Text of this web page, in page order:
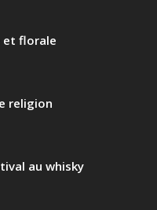
et florale
religion
au whisky